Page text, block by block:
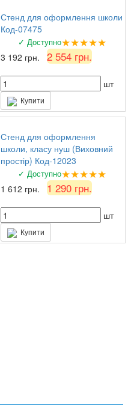
Стенд для оформлення школи
Код-07475
✓ Доступно★★★★★
3 192 грн. 2 554 грн.
шт
Купити
Стенд для оформлення
школи, класу нуш (Виховний
простір) Код-12023
✓ Доступно★★★★★
1 612 грн. 1 290 грн.
шт
Купити